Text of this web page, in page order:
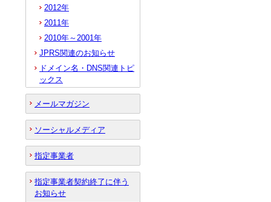
2012年
2011年
2010年～2001年
JPRS関連のお知らせ
ドメイン名・DNS関連トピ
ックス
メールマガジン
ソーシャルメディア
指定事業者
指定事業者契約終了に伴う
お知らせ